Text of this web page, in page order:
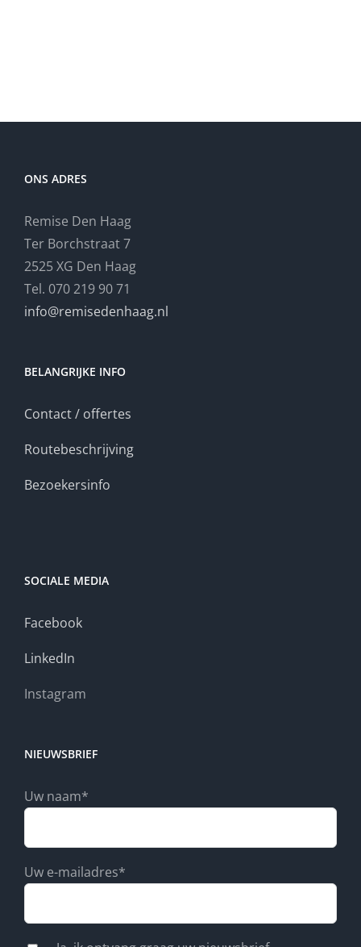
ONS ADRES
Remise Den Haag
Ter Borchstraat 7
2525 XG Den Haag
Tel. 070 219 90 71
info@remisedenhaag.nl
BELANGRIJKE INFO
Contact / offertes
Routebeschrijving
Bezoekersinfo
SOCIALE MEDIA
Facebook
LinkedIn
Instagram
NIEUWSBRIEF
Uw naam*
Uw e-mailadres*